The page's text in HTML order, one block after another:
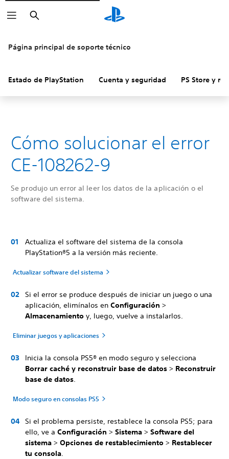
Buscar
Página principal de soporte técnico
Estado de PlayStation Cuenta y seguridad PS Store y
Cómo solucionar el error
CE-108262-9
Se produjo un error al leer los datos de la aplicación o el
software del sistema.
Actualiza el software del sistema de la consola
PlayStation®5 a la versión más reciente.
Actualizar software del sistema
Si el error se produce después de iniciar un juego o una
aplicación, elimínalos en Configuración >
Almacenamiento y, luego, vuelve a instalarlos.
Eliminar juegos y aplicaciones
Inicia la consola PS5® en modo seguro y selecciona
Borrar caché y reconstruir base de datos > Reconstruir
base de datos.
Modo seguro en consolas PS5
Si el problema persiste, restablece la consola PS5; para
ello, ve a Configuración > Sistema > Software del
sistema > Opciones de restablecimiento > Restablecer
tu consola.